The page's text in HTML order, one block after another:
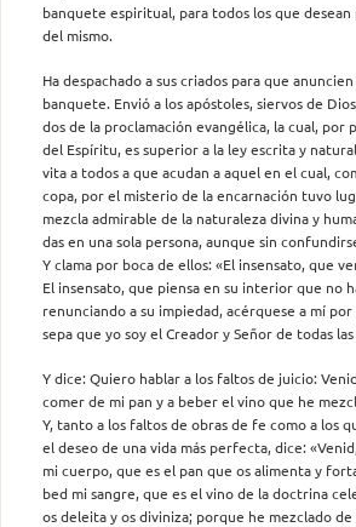
banquete espiritual, para todos los que
del mismo.
Ha despachado a sus criados para que
banquete. Envió a los apóstoles, siervos de
dos de la proclamación evangélica, la cual, por
del Espíritu, es superior a la ley escrita y
vita a todos a que acudan a aquel en el cual,
copa, por el misterio de la encarnación tuvo
mezcla admirable de la naturaleza divina y
das en una sola persona, aunque sin
Y clama por boca de ellos: «El insensato, que
El insensato, que piensa en su interior que no
renunciando a su impiedad, acérquese a mí
sepa que yo soy el Creador y Señor de todas las
Y dice: Quiero hablar a los faltos de juicio:
comer de mi pan y a beber el vino que he
Y, tanto a los faltos de obras de fe como a los
el deseo de una vida más perfecta, dice:
mi cuerpo, que es el pan que os alimenta y
bed mi sangre, que es el vino de la doctrina
os deleita y os diviniza; porque he mezclado de